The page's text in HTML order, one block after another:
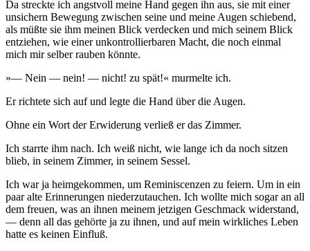
Da streckte ich angstvoll meine Hand gegen ihn aus, sie mit einer
unsichern Bewegung zwischen seine und meine Augen schiebend,
als müßte sie ihm meinen Blick verdecken und mich seinem Blick
entziehen, wie einer unkontrollierbaren Macht, die noch einmal
mich mir selber rauben könnte.
»— Nein — nein! — nicht! zu spät!« murmelte ich.
Er richtete sich auf und legte die Hand über die Augen.
Ohne ein Wort der Erwiderung verließ er das Zimmer.
Ich starrte ihm nach. Ich weiß nicht, wie lange ich da noch sitzen
blieb, in seinem Zimmer, in seinem Sessel.
Ich war ja heimgekommen, um Reminiscenzen zu feiern. Um in ein
paar alte Erinnerungen niederzutauchen. Ich wollte mich sogar an all
dem freuen, was an ihnen meinem jetzigen Geschmack widerstand,
— denn all das gehörte ja zu ihnen, und auf mein wirkliches Leben
hatte es keinen Einfluß.